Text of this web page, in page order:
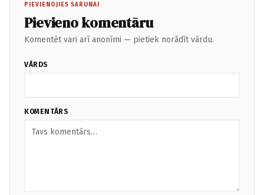
PIEVIENOJIES SARUNAI
Pievieno komentāru
Komentēt vari arī anonīmi — pietiek norādīt vārdu.
VĀRDS
KOMENTĀRS